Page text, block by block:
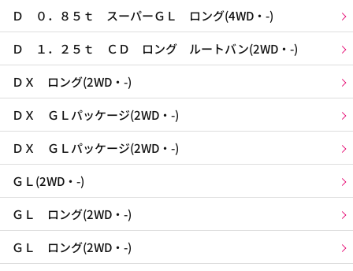
Ｄ ０．８５ｔ スーパーＧＬ ロング(4WD・-)
Ｄ １．２５ｔ ＣＤ ロング ルートバン(2WD・-)
ＤＸ ロング(2WD・-)
ＤＸ ＧＬパッケージ(2WD・-)
ＤＸ ＧＬパッケージ(2WD・-)
ＧＬ(2WD・-)
ＧＬ ロング(2WD・-)
ＧＬ ロング(2WD・-)